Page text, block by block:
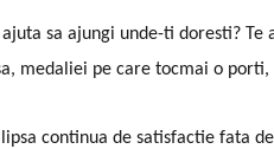
sa ajungi unde-ti doresti?
medaliei pe care tocmai o
continua de satisfactie fata